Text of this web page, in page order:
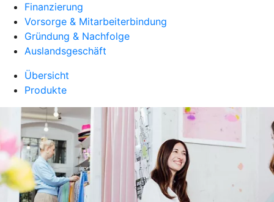
Finanzierung
Vorsorge & Mitarbeiterbindung
Gründung & Nachfolge
Auslandsgeschäft
Übersicht
Produkte